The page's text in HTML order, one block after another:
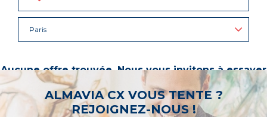
Paris
Aucune offre trouvée. Nous vous invitons à essayer
d’autres mots-clés ou à sélectionner un « métier ».
ALMAVIA CX VOUS TENTE ?
REJOIGNEZ-NOUS !